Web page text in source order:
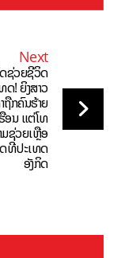
Next
ຊ່ວຍຊີວິດ
ດ! ຍິງສາວ
ຖືກຄົນຮ້າຍ
ອນ ແຕ່ໂທ
ມຊ່ວຍເຫຼືອ
ທີ່ປະເທດ
ອັງກິດ